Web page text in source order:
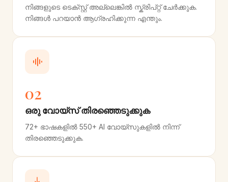
നിങ്ങളുടെ ടെക്‌സ്റ്റ് അല്ലെങ്കിൽ സ്ക്രിപ്റ്റ് ചേർക്കുക.
നിങ്ങൾ പറയാൻ ആഗ്രഹിക്കുന്ന എന്തും.
02
ഒരു വോയ്‌സ് തിരഞ്ഞെടുക്കുക
72+ ഭാഷകളിൽ 550+ AI വോയ്‌സുകളിൽ നിന്ന്
തിരഞ്ഞെടുക്കുക.